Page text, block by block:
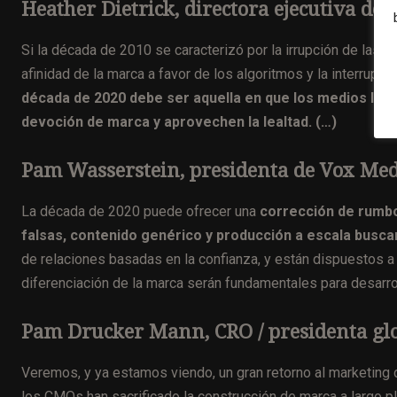
Heather Dietrick, directora ejecutiva de
Si la década de 2010 se caracterizó por la irrupción de las
afinidad de la marca a favor de los algoritmos y la
década de 2020 debe ser aquella en que los medios
devoción de marca y aprovechen la lealtad. (…)
Pam Wasserstein, presidenta de Vox
La década de 2020 puede ofrecer una corrección de
falsas, contenido genérico y producción a escala
de relaciones basadas en la confianza, y están dispuestos
diferenciación de la marca serán fundamentales para
Pam Drucker Mann, CRO / presidenta
Veremos, y ya estamos viendo, un gran retorno al